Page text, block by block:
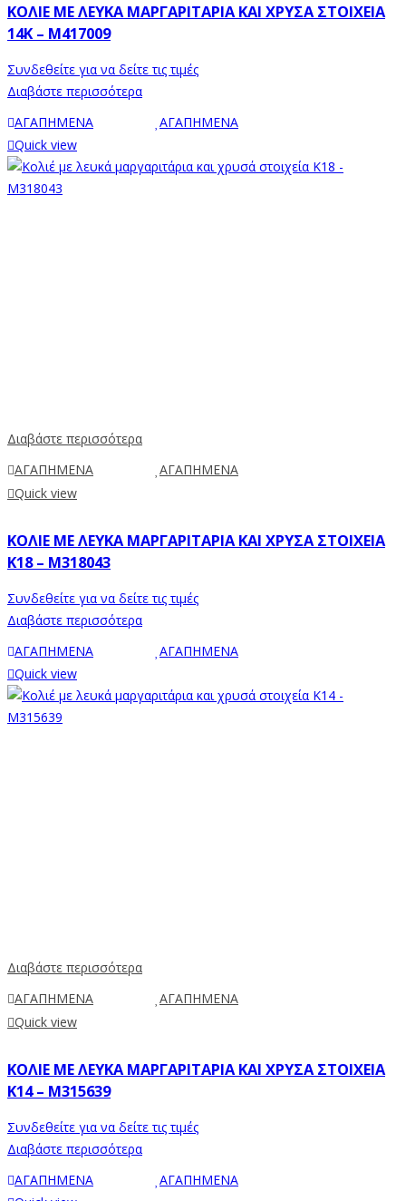
ΚΟΛΙΈ ΜΕ ΛΕΥΚΆ ΜΑΡΓΑΡΙΤΆΡΙΑ ΚΑΙ ΧΡΥΣΆ ΣΤΟΙΧΕΊΑ
14K – M417009
Συνδεθείτε για να δείτε τις τιμές
Διαβάστε περισσότερα
ΑΓΑΠΗΜΕΝΑ
ΑΓΑΠΗΜΕΝΑ
Quick view
Διαβάστε περισσότερα
ΑΓΑΠΗΜΕΝΑ
ΑΓΑΠΗΜΕΝΑ
Quick view
ΚΟΛΙΈ ΜΕ ΛΕΥΚΆ ΜΑΡΓΑΡΙΤΆΡΙΑ ΚΑΙ ΧΡΥΣΆ ΣΤΟΙΧΕΊΑ
Κ18 – M318043
Συνδεθείτε για να δείτε τις τιμές
Διαβάστε περισσότερα
ΑΓΑΠΗΜΕΝΑ
ΑΓΑΠΗΜΕΝΑ
Quick view
Διαβάστε περισσότερα
ΑΓΑΠΗΜΕΝΑ
ΑΓΑΠΗΜΕΝΑ
Quick view
ΚΟΛΙΈ ΜΕ ΛΕΥΚΆ ΜΑΡΓΑΡΙΤΆΡΙΑ ΚΑΙ ΧΡΥΣΆ ΣΤΟΙΧΕΊΑ
Κ14 – M315639
Συνδεθείτε για να δείτε τις τιμές
Διαβάστε περισσότερα
ΑΓΑΠΗΜΕΝΑ
ΑΓΑΠΗΜΕΝΑ